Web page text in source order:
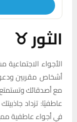
الثور ♉
الأجواء
أشخاص مقربين
مع أصدقائك
عاطفيًا: تزداد
في أجواء عاطفية